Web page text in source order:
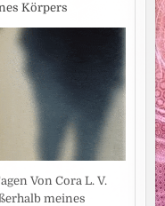
Körpers
Von Cora L. V.
meines